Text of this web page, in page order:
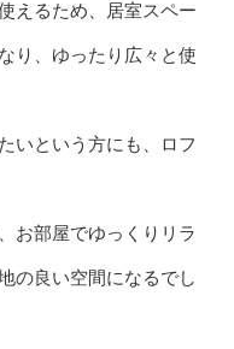
えるため、居室スペー
り、ゆったり広々と使
いという方にも、ロフ
お部屋でゆっくりリラ
の良い空間になるでし